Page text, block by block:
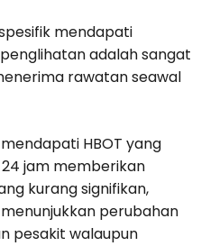
mendapati
adalah sangat
rawatan seawal
HBOT yang
24 jam memberikan
kurang signifikan,
perubahan
pesakit walaupun